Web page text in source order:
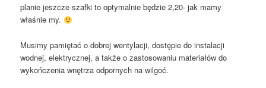
planie jeszcze szafki to optymalnie będzie 2,20- jak mamy
właśnie my.
Musimy pamiętać o dobrej wentylacji, dostępie do instalacji
wodnej, elektrycznej, a także o zastosowaniu materiałów do
wykończenia wnętrza odpornych na wilgoć.